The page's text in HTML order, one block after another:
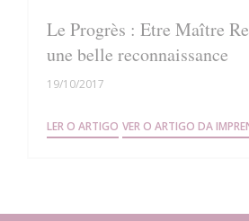
Le Progrès : Etre Maître
une belle reconnaissance
19/10/2017
LER O ARTIGO ((ABRE NUMA NOVA
VER O ARTIGO DA